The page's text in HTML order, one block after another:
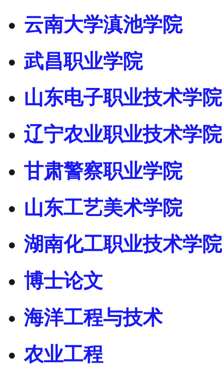
云南大学滇池学院
武昌职业学院
山东电子职业技术学院
辽宁农业职业技术学院
甘肃警察职业学院
山东工艺美术学院
湖南化工职业技术学院
博士论文
海洋工程与技术
农业工程